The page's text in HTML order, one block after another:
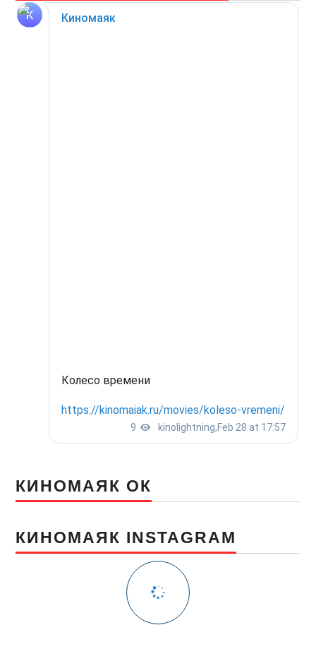
КИНОМАЯК ОК
КИНОМАЯК INSTAGRAM